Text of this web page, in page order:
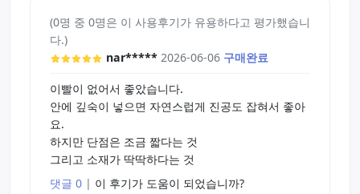
다.
[혓바닥]
라 사용해보면 척추 뽑히는 느낌이지 않을까 해서 기
대하는 하는 맘으로 구입 했습니다만 ㅋㅋㅋ 생각보
다 부드럽고 돌기의 높낮이가 차이가 많이 나는 편은
아닙니다.
그래도 진실의 입 의 혓바닥 처럼 아무 느낌 안나는
(0명 중 0명은 이 사용후기가 유용하다고 평가했습니
다.)
nar***** 2026-06-06 구매완료
이빨이 없어서 좋았습니다.
안에 깊숙이 넣으면 자연스럽게 진공도 잡혀서 좋아
요.
하지만 단점은 조금 짧다는 것
그리고 소재가 딱딱하다는 것
댓글 0 | 이 후기가 도움이 되었습니까?